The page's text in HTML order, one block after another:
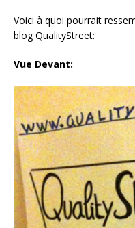
Voici à quoi pourrait
blog QualityStreet:
Vue Devant: